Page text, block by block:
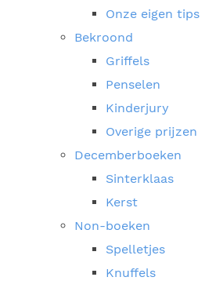
Onze eigen tips
Bekroond
Griffels
Penselen
Kinderjury
Overige prijzen
Decemberboeken
Sinterklaas
Kerst
Non-boeken
Spelletjes
Knuffels